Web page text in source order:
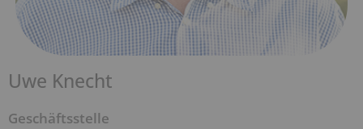
Uwe Knecht
Geschäftsstelle